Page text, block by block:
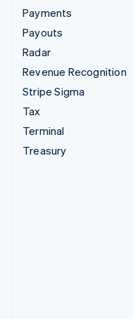
Payments
Payouts
Radar
Revenue Recognition
Stripe Sigma
Tax
Terminal
Treasury